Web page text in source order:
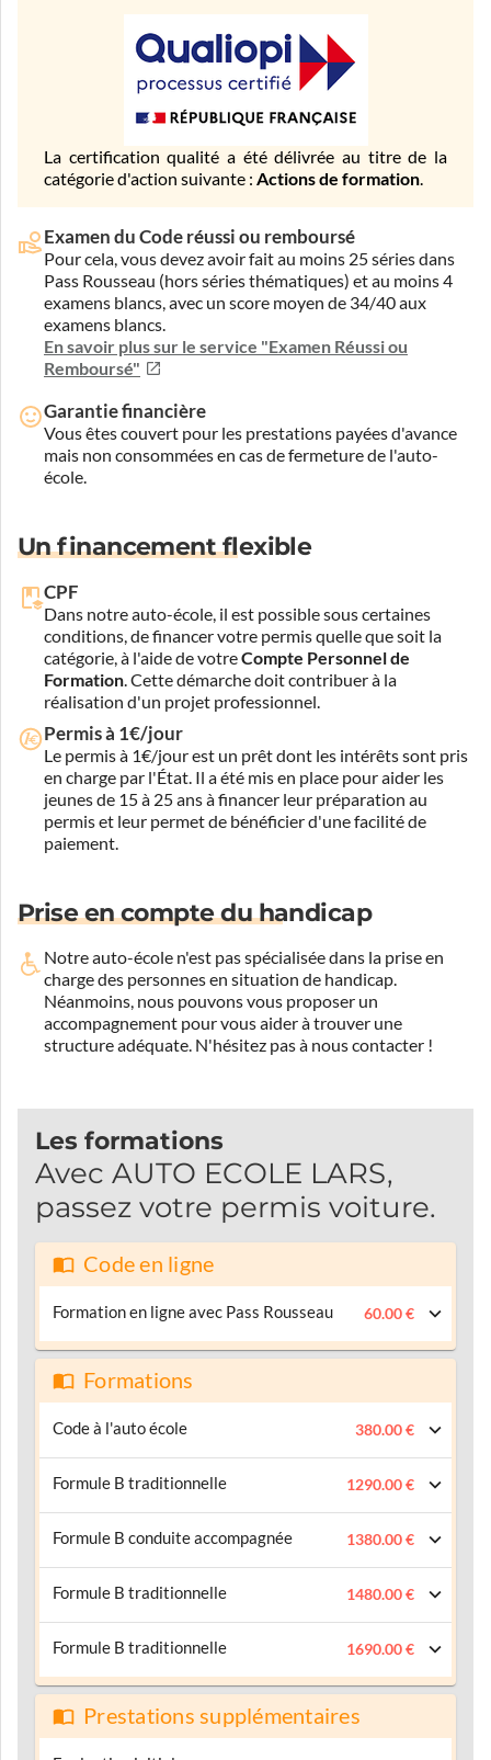
La certification qualité a été délivrée au titre de la
catégorie d'action suivante : Actions de formation.
Examen du Code réussi ou remboursé
Pour cela, vous devez avoir fait au moins 25 séries dans
Pass Rousseau (hors séries thématiques) et au moins 4
examens blancs, avec un score moyen de 34/40 aux
examens blancs.
En savoir plus sur le service "Examen Réussi ou
Remboursé"
Garantie financière
Vous êtes couvert pour les prestations payées d'avance
mais non consommées en cas de fermeture de l'auto-
école.
Un financement flexible
CPF
Dans notre auto-école, il est possible sous certaines
conditions, de financer votre permis quelle que soit la
catégorie, à l'aide de votreCompte Personnel de
Formation. Cette démarche doit contribuer à la
réalisation d'un projet professionnel.
Permis à 1€/jour
Le permis à 1€/jour est un prêt dont les intérêts sont pris
en charge par l'État. Il a été mis en place pour aider les
jeunes de 15 à 25 ans à financer leur préparation au
permis et leur permet de bénéficier d'une facilité de
paiement.
Prise en compte du handicap
Notre auto-école n'est pas spécialisée dans la prise en
charge des personnes en situation de handicap.
Néanmoins, nous pouvons vous proposer un
accompagnement pour vous aider à trouver une
structure adéquate. N'hésitez pas à nous contacter !
Les formations
Avec AUTO ECOLE LARS,
passez votre permis voiture.
Code en ligne
Formation en ligne avec Pass Rousseau 60.00 €
Formations
Code à l'auto école 380.00 €
Formule B traditionnelle 1290.00 €
Formule B conduite accompagnée 1380.00 €
Formule B traditionnelle 1480.00 €
Formule B traditionnelle 1690.00 €
Prestations supplémentaires